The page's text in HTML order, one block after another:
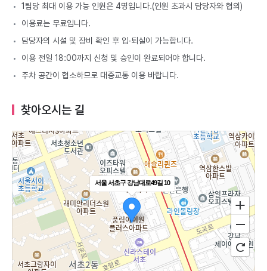
1팀당 최대 이용 가능 인원은 4명입니다.(인원 초과시 담당자와 협의)
이용료는 무료입니다.
담당자의 시설 및 장비 확인 후 입∙퇴실이 가능합니다.
이용 전일 18:00까지 신청 및 승인이 완료되어야 합니다.
주차 공간이 협소하므로 대중교통 이용 바랍니다.
찾아오시는 길
서울 서초구 강남대로49길 10